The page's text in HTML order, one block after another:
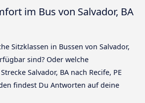
im Bus von Salvador, BA
Sitzklassen in Bussen von Salvador,
sind? Oder welche
Salvador, BA nach Recife, PE
findest Du Antworten auf deine